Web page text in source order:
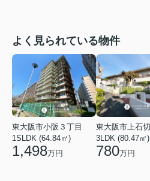
よく見られている物件
東大阪市小阪３丁目
1SLDK (64.84㎡)
1,498万円
3LDK (80.47㎡)
780万円